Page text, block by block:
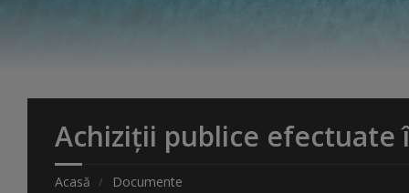
Achiziții publice efectuate
Acasă Documente